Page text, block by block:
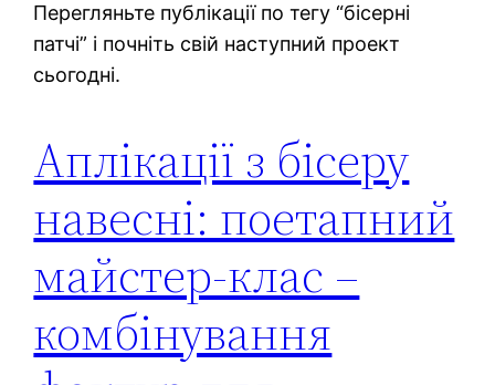
Перегляньте публікації по тегу “бісерні
патчі” і почніть свій наступний проект
сьогодні.
Аплікації з бісеру
навесні: поетапний
майстер-клас –
комбінування